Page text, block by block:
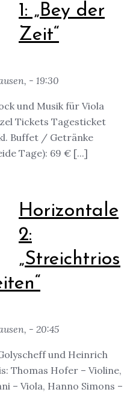
1: „Bey der
Zeit“
- 19:30
und Musik für Viola
Tickets Tagesticket
Buffet / Getränke
Tage): 69 € [...]
Horizontale
2:
„Streichtrios
- 20:45
und Heinrich
Thomas Hofer – Violine,
– Viola, Hanno Simons –